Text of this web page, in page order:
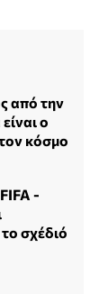
από την
ο
κόσμο
-
σχέδιό